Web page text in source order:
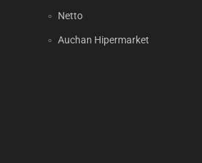
Netto
Auchan Hipermarket